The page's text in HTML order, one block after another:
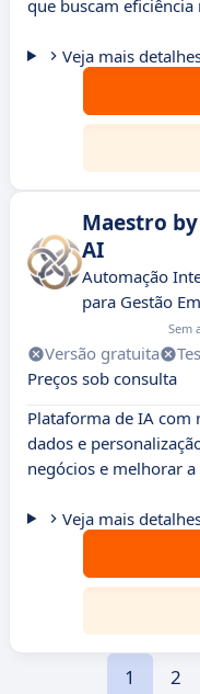
que buscam
Veja mais
Maestro
AI
Automação
para Gestão
Sem
Versão gratuita
Preços sob consulta
Plataforma de IA com
dados e
negócios e melhorar
Veja mais
1 2